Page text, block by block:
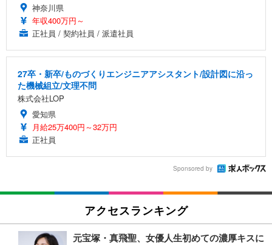
神奈川県
年収400万円～
正社員 / 契約社員 / 派遣社員
27卒・新卒/ものづくりエンジニアアシスタント/設計図に沿っ
た機械組立/文理不問
株式会社LOP
愛知県
月給25万400円～32万円
正社員
Sponsored by
アクセスランキング
元宝塚・真飛聖、女優人生初めての濃厚キスに